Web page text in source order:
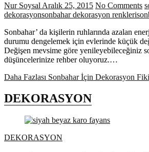
Nur Soysal Aralık 25, 2015 No Comments
dekorasyonsonbahar dekorasyon renkleri
Sonbahar’ da kişilerin ruhlarında azalan
durumu dengelemek için evlerinde küçük
Değişen mevsime göre yenileyebileceğiniz
düşüncelerinize rehber oluyoruz.…
Daha Fazlası Sonbahar İçin Dekorasyon
DEKORASYON
DEKORASYON